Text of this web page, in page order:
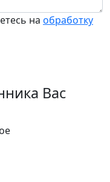
на обработку
Вас